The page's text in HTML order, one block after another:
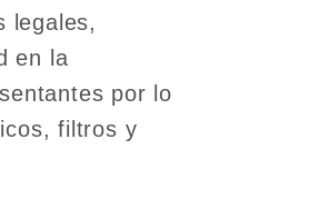
legales,
en la
por lo
filtros y